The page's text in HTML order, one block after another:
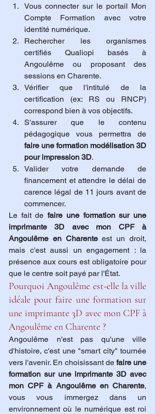
Vous connecter sur le portail Mon
Compte Formation avec votre
identité numérique.
Rechercher les organismes
certifiés Qualiopi basés à
Angoulême ou proposant des
sessions en Charente.
Vérifier que l'intitulé de la
certification (ex: RS ou RNCP)
correspond bien à vos objectifs.
S'assurer que le contenu
faire une formation modélisation 3D
pour impression 3D.
Valider votre demande de
financement et attendre le délai de
carence légal de 11 jours avant de
commencer.
Le fait de faire une formation sur une
imprimante 3D avec mon CPF à
Angoulême en Charente est un droit,
mais c'est aussi un engagement : la
présence aux cours est obligatoire pour
que le centre soit payé par l'État.
Pourquoi Angoulême est-elle la ville
idéale pour faire une formation sur
une imprimante 3D avec mon CPF à
Angoulême en Charente ?
Angoulême n'est pas qu'une ville
d'histoire, c'est une "smart city" tournée
vers l'avenir. En choisissant de faire une
formation sur une imprimante 3D avec
mon CPF à Angoulême en Charente,
vous vous immergez dans un
environnement où le numérique est roi